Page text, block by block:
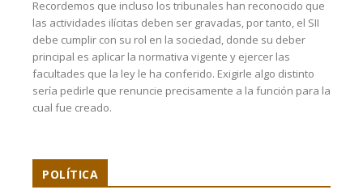
Recordemos que incluso los tribunales han reconocido que
las actividades ilícitas deben ser gravadas, por tanto, el SII
debe cumplir con su rol en la sociedad, donde su deber
principal es aplicar la normativa vigente y ejercer las
facultades que la ley le ha conferido. Exigirle algo distinto
sería pedirle que renuncie precisamente a la función para la
cual fue creado.
POLÍTICA